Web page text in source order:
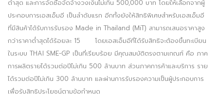
ต่ำสุด และการจัดซื้อจัดจ้างวงเงินไม่เกิน 500,000 บาท โดยให้เลือกจากผู้
ประกอบการเอสเอ็มอี เป็นลำดับแรก อีกทั้งยังให้สิทธิพิเศษสำหรับเอสเอ็มอี
ที่มีสินค้าได้รับการรับรอง Made in Thailand (MiT) สามารถเสนอราคาสูง
กว่าราคาต่ำสุดได้ร้อยละ 15 โดยเอสเอ็มอีที่ได้รับสิทธิจะต้องขึ้นทะเบียน
ในระบบ THAI SME-GP เป็นที่เรียบร้อย มีคุณสมบัติตรงตามเกณฑ์ คือ ภาค
การผลิตรายได้รวมต่อปีไม่เกิน 500 ล้านบาท ส่วนภาคการค้าและบริการ ราย
ได้รวมต่อปีไม่เกิน 300 ล้านบาท และผ่านการรับรองความเป็นผู้ประกอบการ
เพื่อรับสิทธิประโยชน์ตามข้อกำหนด